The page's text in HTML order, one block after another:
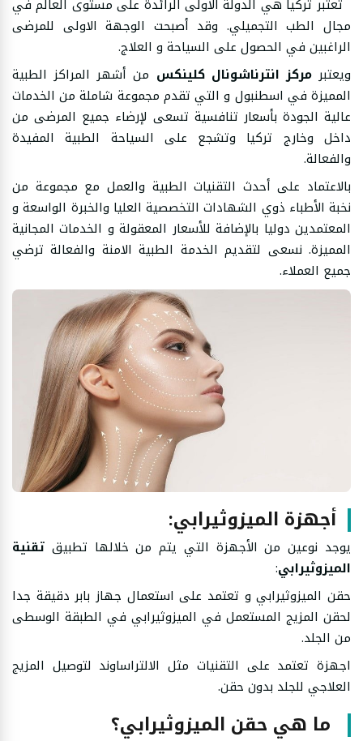
تعتبر تركيا هي الدولة الأولى الرائدة على مستوى العالم في
مجال الطب التجميلي. وقد أصبحت الوجهة الاولى للمرضى
الراغبين في الحصول على السياحة و العلاج.
ويعتبرمركز انترناشونال كلينكس من أشهر المراكز الطبية
المميزة في اسطنبول و التي تقدم مجموعة شاملة من الخدمات
عالية الجودة بأسعار تنافسية تسعى لإرضاء جميع المرضى من
داخل وخارج تركيا وتشجع على السياحة الطبية المفيدة
والفعالة.
بالاعتماد على أحدث التقنيات الطبية والعمل مع مجموعة من
نخبة الأطباء ذوي الشهادات التخصصية العليا والخبرة الواسعة و
المعتمدين دوليا بالإضافة للأسعار المعقولة و الخدمات المجانية
المميزة. نسعى لتقديم الخدمة الطبية الامنة والفعالة ترضي
جميع العملاء.
أجهزة الميزوثيرابي:
يوجد نوعين من الأجهزة التي يتم من خلالها تطبيق تقنية
الميزوثيرابي:
حقن الميزوثيرابي و تعتمد على استعمال جهاز بابر دقيقة جدا
لحقن المزيج المستعمل في الميزوثيرابي في الطبقة الوسطى
من الجلد.
اجهزة تعتمد على التقنيات مثل الالتراساوند لتوصيل المزيج
العلاجي للجلد بدون حقن.
ما هي حقن الميزوثيرابي؟